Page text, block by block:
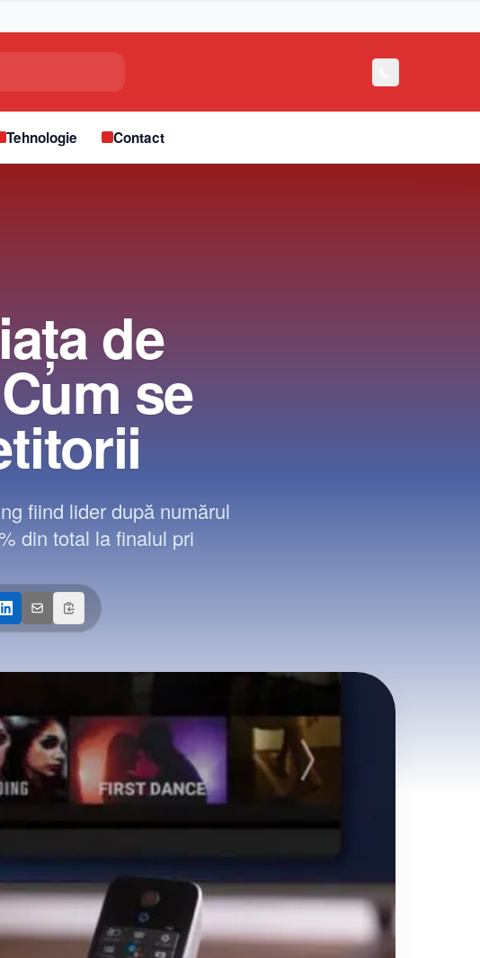
Tehnologie Contact
de
se
fiind lider după numărul
din total la finalul pri